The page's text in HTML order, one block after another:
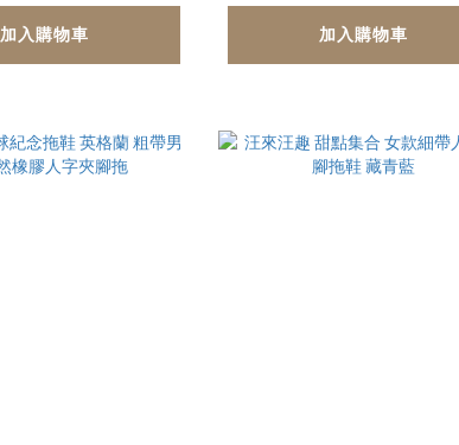
加入購物車 加入購物車